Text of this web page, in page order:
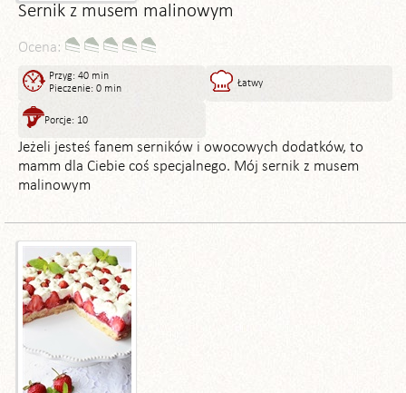
Sernik z musem malinowym
Ocena:
Przyg: 40 min
Pieczenie: 0 min
Łatwy
Porcje: 10
Jeżeli jesteś fanem serników i owocowych dodatków, to
mamm dla Ciebie coś specjalnego. Mój sernik z musem
malinowym